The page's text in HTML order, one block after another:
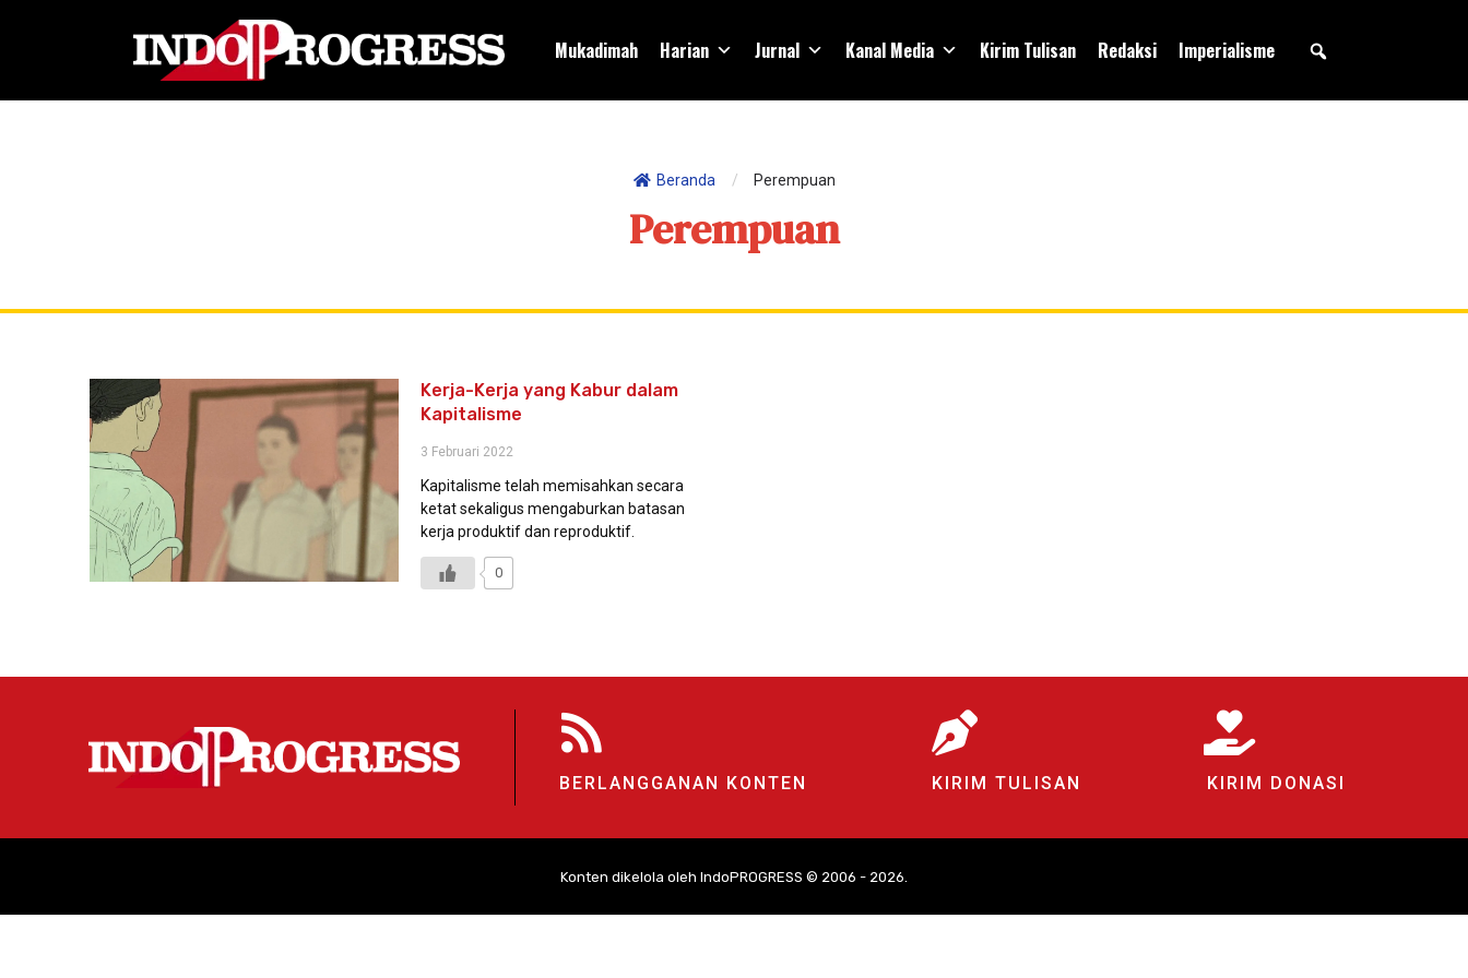
Mukadimah Harian Jurnal Kanal Media Kirim Tulisan Redaksi Imperialisme
Beranda / Perempuan
Perempuan
Kerja-Kerja yang Kabur dalam
Kapitalisme
3 Februari 2022
Kapitalisme telah memisahkan secara
ketat sekaligus mengaburkan batasan
kerja produktif dan reproduktif.
0
BERLANGGANAN KONTEN KIRIM TULISAN KIRIM DONASI
Konten dikelola oleh IndoPROGRESS © 2006 - 2026.